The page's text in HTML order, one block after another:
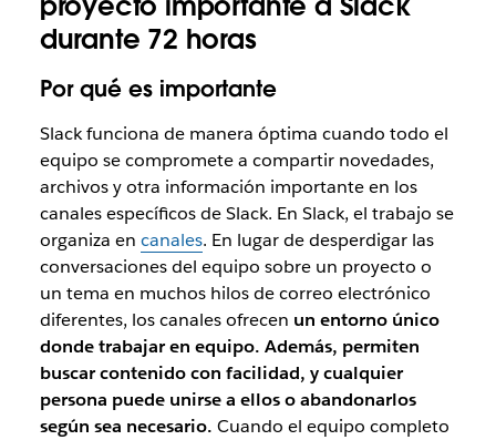
durante 72 horas
Por qué es importante
Slack funciona de manera óptima cuando todo el
equipo se compromete a compartir novedades,
archivos y otra información importante en los
canales específicos de Slack. En Slack, el trabajo se
organiza en canales. En lugar de desperdigar las
conversaciones del equipo sobre un proyecto o
un tema en muchos hilos de correo electrónico
diferentes, los canales ofrecen un entorno único
donde trabajar en equipo. Además, permiten
buscar contenido con facilidad, y cualquier
persona puede unirse a ellos o abandonarlos
según sea necesario. Cuando el equipo completo